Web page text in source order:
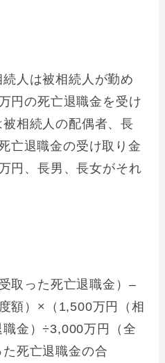
人は被相続人が勤め
円の死亡退職金を受け
相続人の配偶者、長
亡退職金の受け取り金
円、長男、長女がそれ
取った死亡退職金）–
額）×（1,500万円（相
金）÷3,000万円（全
死亡退職金の合